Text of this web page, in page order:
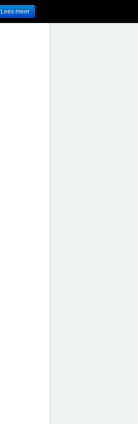
Lees meer